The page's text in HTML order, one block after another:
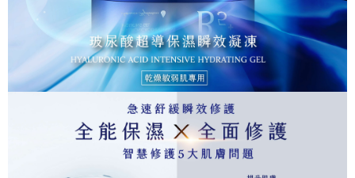
【注意事項】
1.本服務係由「台灣大哥大股份有限公司」（以下簡稱本公司）所提供，讓
用戶於交易時，得透過本服務購買商品或服務，並由商店將買賣／分期付款
買賣價金債權讓與本公司後，依約使用本公司帳單繳交帳款。
2.基於同意付款使用「大哥付你分期」之契約關係目的，商店將以您的個人
資料（包含姓名、電話或地址）提供予台灣大哥大進項蒐集、處理及利用，
3.完整用戶服務條款，請詳閱以下連結：https://oppay.tw/userRule
３．收到繳費通知簡訊後14天內，點擊此簡訊中的連結，可透過四大超商／
ATM／網路銀行／等多元方式進行付款，方視為交易完成。
※ 請注意：結帳手續完成當下不需立刻繳費，但若您需要取消訂單，請聯絡
購買商品的店家。未經商家同意取消之訂單仍視為有效，需透過AFTEE先享
後付繳納相關費用。
※ 交易是否成功請以「AFTEE先享後付 」之結帳頁面顯示為準，若有關於
是否繳費成功／繳費後需取消欲退款等相關疑問，請聯繫「AFTEE先享後付
https://netprotections.freshdesk.com/support/home
【注意事項】
１．透過由恩沛科技股份有限公司提供之「AFTEE先享後付」服務完成之交
每筆NT$90，滿NT$1,000(含以上)免運費
付款後全家取貨
每筆NT$90，滿NT$1,000(含以上)免運費
每筆NT$90，滿NT$1,000(含以上)免運費